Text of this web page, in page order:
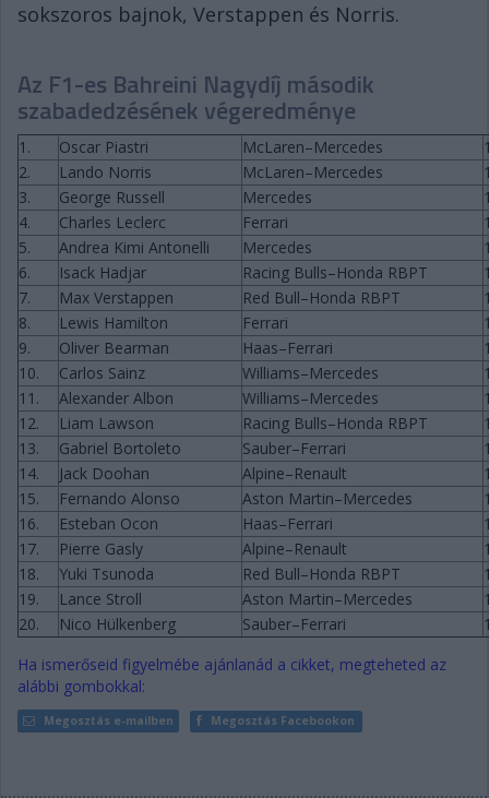
sokszoros bajnok, Verstappen és Norris.
Az F1-es Bahreini Nagydíj második
szabadedzésének végeredménye
1. Oscar Piastri McLaren–Mercedes
2.
Lando Norris McLaren–Mercedes
3.
George Russell Mercedes
4.
Charles Leclerc Ferrari
5.
Andrea Kimi Antonelli Mercedes
6.
Isack Hadjar Racing Bulls–Honda RBPT
7.
Max Verstappen Red Bull–Honda RBPT
8.
Lewis Hamilton Ferrari
9.
Oliver Bearman Haas–Ferrari
10.
Carlos Sainz Williams–Mercedes
11.
Alexander Albon Williams–Mercedes
12.
Liam Lawson Racing Bulls–Honda RBPT
13.
Gabriel Bortoleto Sauber–Ferrari
14.
Jack Doohan Alpine–Renault
15.
Fernando Alonso Aston Martin–Mercedes
16.
Esteban Ocon Haas–Ferrari
17.
Pierre Gasly Alpine–Renault
18.
Yuki Tsunoda Red Bull–Honda RBPT
19.
Lance Stroll Aston Martin–Mercedes
20.
Nico Hülkenberg Sauber–Ferrari
Ha ismerőseid figyelmébe ajánlanád a cikket, megteheted az
alábbi gombokkal:
Megosztás e-mailben Megosztás Facebookon